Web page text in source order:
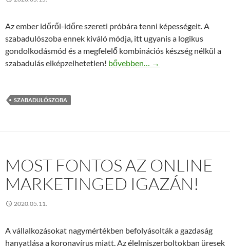
Az ember időről-időre szereti próbára tenni képességeit. A
szabadulószoba ennek kiváló módja, itt ugyanis a logikus
gondolkodásmód és a megfelelő kombinációs készség nélkül a
szabadulás elképzelhetetlen! Szabadulószobák hatalmas
bővebben… →
SZABADULÓSZOBA
MOST FONTOS AZ ONLINE
MARKETINGED IGAZÁN!
2020.05.11.
A vállalkozásokat nagymértékben befolyásolták a gazdaság
hanyatlása a koronavírus miatt. Az élelmiszerboltokban üresek